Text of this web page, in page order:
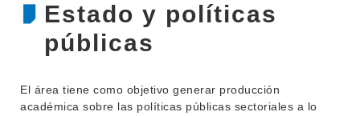
Estado y políticas
públicas
El área tiene como objetivo generar producción
académica sobre las políticas públicas sectoriales a lo